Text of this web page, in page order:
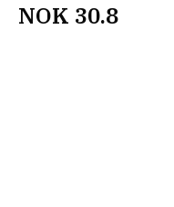
NOK 30.8